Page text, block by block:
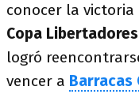
conocer la
Copa Libertadores
logró
vencer a Barracas